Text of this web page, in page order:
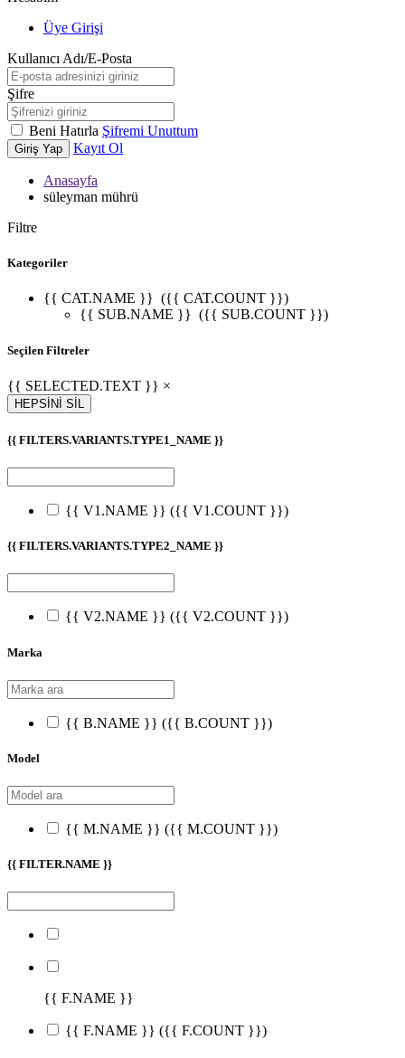
Üye Girişi
Kullanıcı Adı/E-Posta
Şifre
Beni Hatırla Şifremi Unuttum
Giriş Yap Kayıt Ol
Anasayfa
süleyman mührü
Filtre
Kategoriler
{{ CAT.NAME }} ({{ CAT.COUNT }})
{{ SUB.NAME }} ({{ SUB.COUNT }})
Seçilen Filtreler
{{ SELECTED.TEXT }} ×
HEPSİNİ SİL
{{ FILTERS.VARIANTS.TYPE1_NAME }}
{{ V1.NAME }} ({{ V1.COUNT }})
{{ FILTERS.VARIANTS.TYPE2_NAME }}
{{ V2.NAME }} ({{ V2.COUNT }})
Marka
{{ B.NAME }} ({{ B.COUNT }})
Model
{{ M.NAME }} ({{ M.COUNT }})
{{ FILTER.NAME }}
{{ F.NAME }}
{{ F.NAME }} ({{ F.COUNT }})